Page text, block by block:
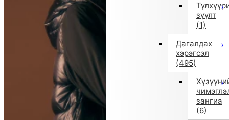
зүүлт
(1)
Дагалдах
хэрэгсэл
(495)
зангиа
(6)